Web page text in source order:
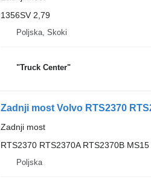
1356SV 2,79
Poljska, Skoki
"Truck Center"
Zadnji most
RTS2370 RTS2370A RTS2370B
Poljska